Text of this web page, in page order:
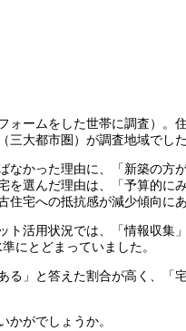
ームをした世帯に調査）。
大都市圏）が調査地域でした
かった理由に、「新築の方
選んだ理由は、「予算的に
宅への抵抗感が減少傾向に
活用状況では、「情報収集
にとどまっていました。
」と答えた割合が高く、「
がでしょうか。